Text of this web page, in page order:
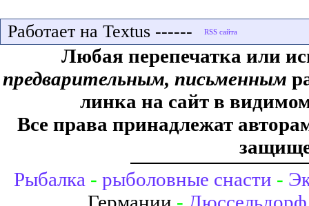
Работает на Textus ------
Любая перепечатка или
предварительным, письменным
линка на сайт в
Все права принадлежат
Рыбалка - рыболовные снасти -